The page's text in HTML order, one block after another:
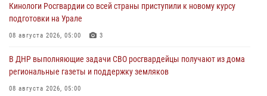
Кинологи Росгвардии со всей страны приступили к новому курсу
подготовки на Урале
08 августа 2026, 05:00 3
В ДНР выполняющие задачи СВО росгвардейцы получают из дома
региональные газеты и поддержку земляков
08 августа 2026, 05:00